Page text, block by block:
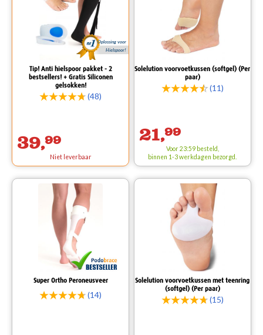
Oplossing voor
Hielspoor!
Tip! Anti hielspoor pakket - 2
bestsellers! + Gratis Siliconen
gelsokken!
(48)
39,99
Niet leverbaar
Solelution voorvoetkussen (softgel) (Per
paar)
(11)
21,99
Voor 23:59 besteld,
binnen 1-3 werkdagen bezorgd.
Super Ortho Peroneusveer
(14)
Solelution voorvoetkussen met teenring
(softgel) (Per paar)
(15)